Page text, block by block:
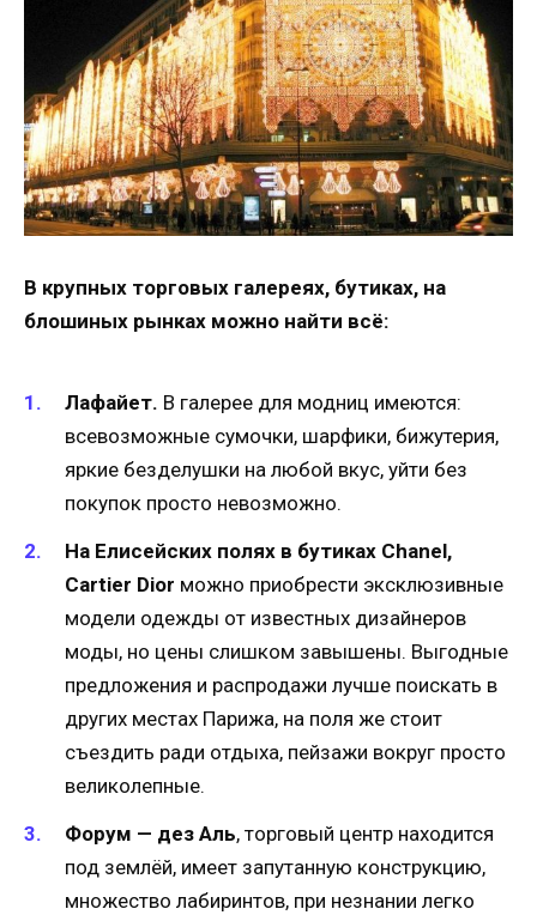
В крупных торговых галереях, бутиках, на
блошиных рынках можно найти всё:
Лафайет. В галерее для модниц имеются:
всевозможные сумочки, шарфики, бижутерия,
яркие безделушки на любой вкус, уйти без
покупок просто невозможно.
На Елисейских полях в бутиках Chanel,
Cartier Dior можно приобрести эксклюзивные
модели одежды от известных дизайнеров
моды, но цены слишком завышены. Выгодные
предложения и распродажи лучше поискать в
других местах Парижа, на поля же стоит
съездить ради отдыха, пейзажи вокруг просто
великолепные.
Форум — дез Аль, торговый центр находится
под землёй, имеет запутанную конструкцию,
множество лабиринтов, при незнании легко